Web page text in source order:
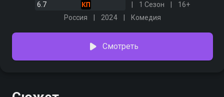
6.7 1 Сезон
16+
Россия
2024 Комедия
Смотреть